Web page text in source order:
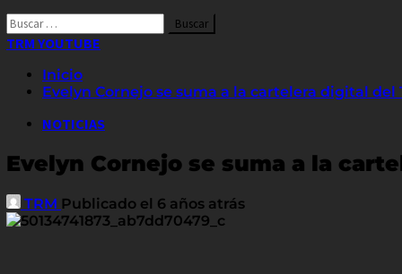
Buscar
por:
TRM YOUTUBE
Inicio
Evelyn Cornejo se suma a la cartelera digital
NOTICIAS
Evelyn Cornejo se suma a la
TRM Publicado el 6 años atrás